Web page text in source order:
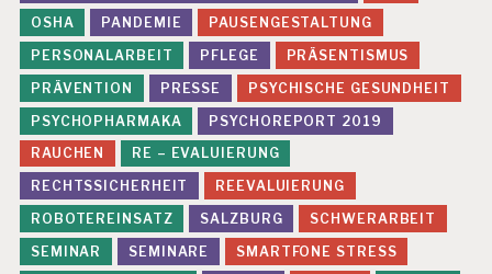
OSHA
PANDEMIE
PAUSENGESTALTUNG
PERSONALARBEIT
PFLEGE
PRÄSENTISMUS
PRÄVENTION
PRESSE
PSYCHISCHE GESUNDHEIT
PSYCHOPHARMAKA
PSYCHOREPORT 2019
RAUCHEN
RE – EVALUIERUNG
RECHTSSICHERHEIT
REEVALUIERUNG
ROBOTEREINSATZ
SALZBURG
SCHWERARBEIT
SEMINAR
SEMINARE
SMARTFONE STRESS